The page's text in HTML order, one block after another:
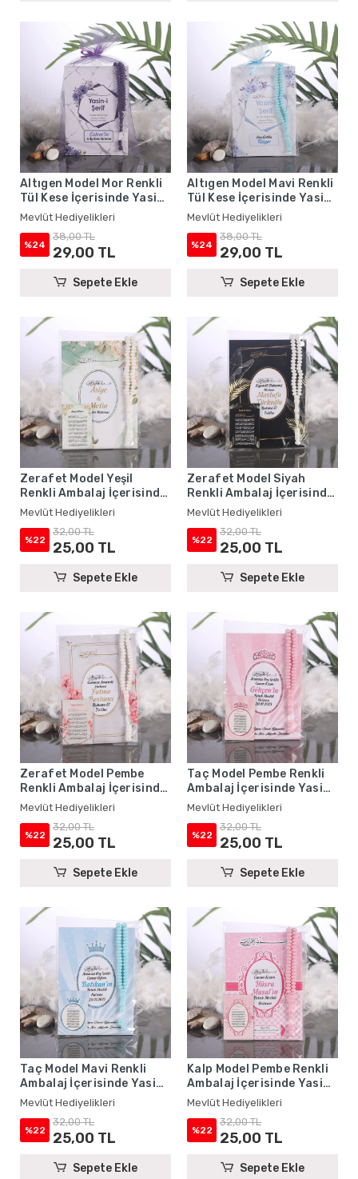
Altıgen Model Mor Renkli
Tül Kese İçerisinde Yasin
Kitabı ve Tesbih - Mevlüt
Hediyelikleri
Mevlüt Hediyelikleri
%24
38,00 TL
29,00 TL
Sepete Ekle
Altıgen Model Mavi Renkli
Tül Kese İçerisinde Yasin
Kitabı ve Tesbih - Mevlüt
Hediyelikleri
Mevlüt Hediyelikleri
%24
38,00 TL
29,00 TL
Sepete Ekle
Zerafet Model Yeşil
Renkli Ambalaj İçerisinde
Yasin Kitabı, Magnet ve
Tesbih - Mevlüt
Hediyelikleri
Mevlüt Hediyelikleri
%22
32,00 TL
25,00 TL
Sepete Ekle
Zerafet Model Siyah
Renkli Ambalaj İçerisinde
Yasin Kitabı, Magnet ve
Tesbih - Mevlüt
Hediyelikleri
Mevlüt Hediyelikleri
%22
32,00 TL
25,00 TL
Sepete Ekle
Zerafet Model Pembe
Renkli Ambalaj İçerisinde
Yasin Kitabı, Magnet ve
Tesbih - Mevlüt
Hediyelikleri
Mevlüt Hediyelikleri
%22
32,00 TL
25,00 TL
Sepete Ekle
Taç Model Pembe Renkli
Ambalaj İçerisinde Yasin
Kitabı, Magnet ve Tesbih -
Mevlüt Hediyelikleri
Mevlüt Hediyelikleri
%22
32,00 TL
25,00 TL
Sepete Ekle
Taç Model Mavi Renkli
Ambalaj İçerisinde Yasin
Kitabı, Magnet ve Tesbih -
Mevlüt Hediyelikleri
Mevlüt Hediyelikleri
%22
32,00 TL
25,00 TL
Sepete Ekle
Kalp Model Pembe Renkli
Ambalaj İçerisinde Yasin
Kitabı, Magnet ve Tesbih -
Mevlüt Hediyelikleri
Mevlüt Hediyelikleri
%22
32,00 TL
25,00 TL
Sepete Ekle